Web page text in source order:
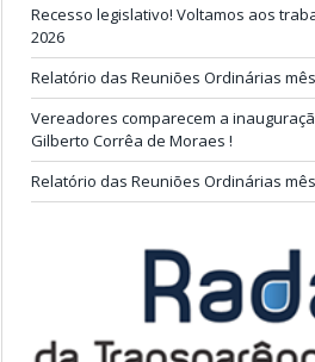
Recesso legislativo! Voltamos aos
2026
Relatório das Reuniões Ordinárias
Vereadores comparecem a
Gilberto Corrêa de Moraes !
Relatório das Reuniões Ordinárias